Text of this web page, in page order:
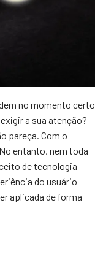
no momento certo
a sua atenção?
pareça. Com o
entanto, nem toda
de tecnologia
do usuário
aplicada de forma